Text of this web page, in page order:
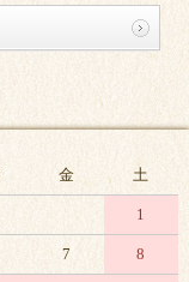
金 土
1
7 8